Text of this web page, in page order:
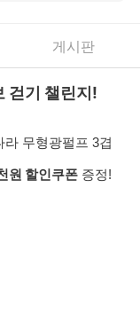
게시판
걷기 챌린지!
라 무형광펄프 3겹
원 할인쿠폰 증정!